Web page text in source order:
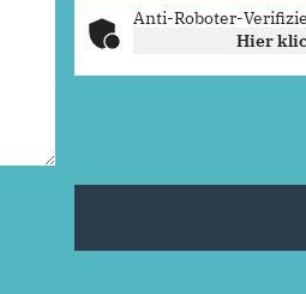
Anti-Roboter-
Hier